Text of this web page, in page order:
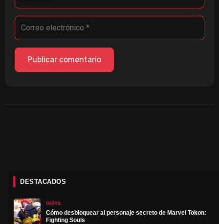
DESTACADOS
GUÍAS
Cómo desbloquear al personaje secreto de Marvel Tokon:
Fighting Souls